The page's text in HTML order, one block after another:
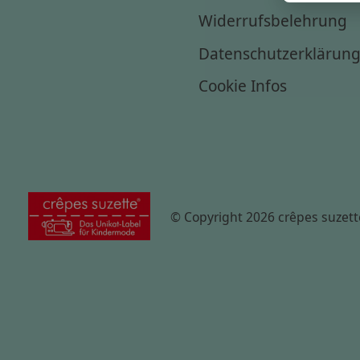
Widerrufsbelehrung
Datenschutzerklärung
Cookie Infos
© Copyright 2026 crêpes